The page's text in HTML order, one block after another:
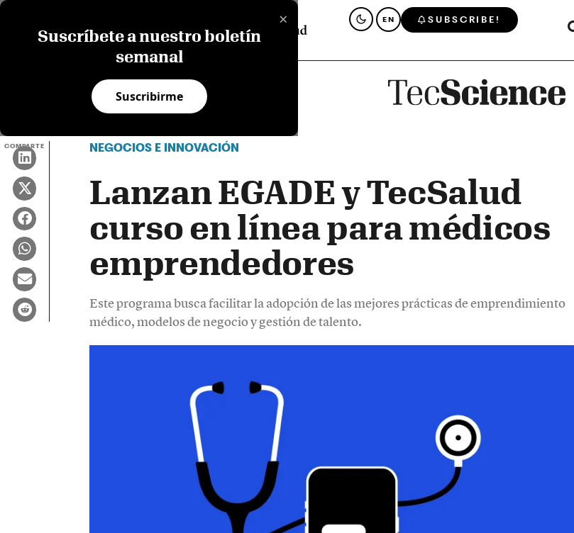
×
Suscríbete a nuestro boletín
semanal
Suscribirme
EN SUBSCRIBE!
COMPARTE NEGOCIOS E INNOVACIÓN
Lanzan EGADE y TecSalud
curso en línea para médicos
emprendedores
Este programa busca facilitar la adopción de las mejores prácticas de emprendimiento
médico, modelos de negocio y gestión de talento.